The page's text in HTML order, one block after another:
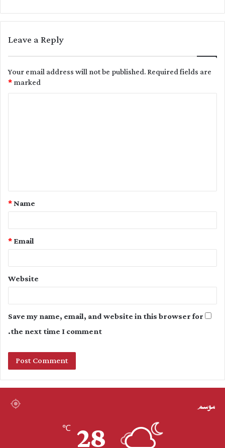
Leave a Reply
Your email address will not be published.Required fields are
marked
*
t
Name
*
Email
*
Website
Save my name, email, and website in this browser for
the next time I comment.
موسم
℃